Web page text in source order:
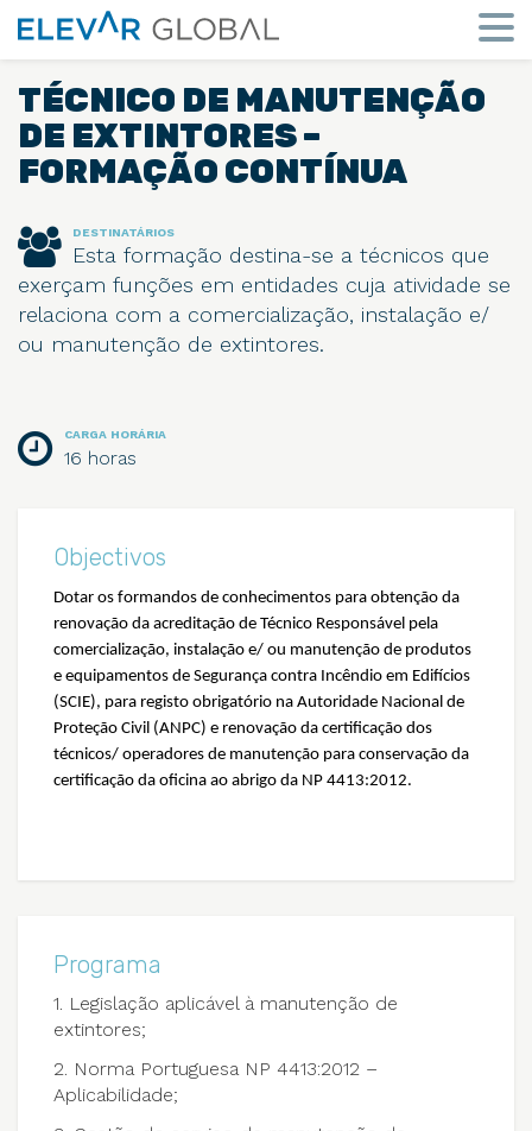
Elevar
Global
Mude
a
perspetiva
TÉCNICO DE MANUTENÇÃO
DE EXTINTORES –
FORMAÇÃO CONTÍNUA
DESTINATÁRIOS
Esta formação destina-se a técnicos que
exerçam funções em entidades cuja atividade se
relaciona com a comercialização, instalação e/
ou manutenção de extintores.
CARGA HORÁRIA
16 horas
Objectivos
Dotar os formandos de conhecimentos para obtenção da
renovação da acreditação de Técnico Responsável pela
comercialização, instalação e/ ou manutenção de produtos
e equipamentos de Segurança contra Incêndio em Edifícios
(SCIE), para registo obrigatório na Autoridade Nacional de
Proteção Civil (ANPC) e renovação da certificação dos
técnicos/ operadores de manutenção para conservação da
certificação da oficina ao abrigo da NP 4413:2012.
Programa
1. Legislação aplicável à manutenção de
extintores;
2. Norma Portuguesa NP 4413:2012 –
Aplicabilidade;